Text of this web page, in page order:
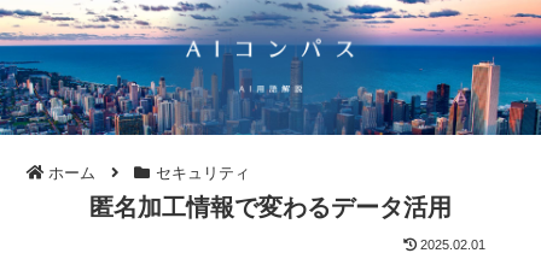
ホーム セキュリティ
匿名加工情報で変わるデータ活用
2025.02.01